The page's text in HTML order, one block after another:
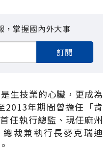
，掌握國內外大事
訂閱
生技業的心臟，更成為
2013年期間曾擔任「肯
任執行總監、現任麻州
總裁兼執行長麥克瑞迪